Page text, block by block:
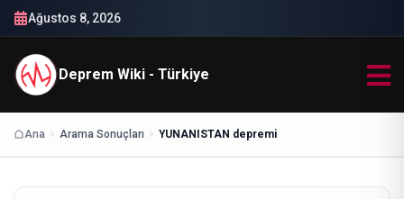
Ağustos 8, 2026
Deprem Wiki - Türkiye
Ana Arama Sonuçları YUNANISTAN depremi